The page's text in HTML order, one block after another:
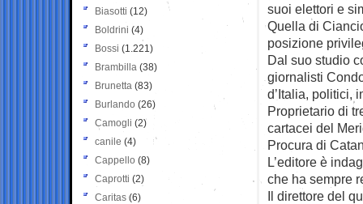
suoi elettori e
Quella di
posizione
Dal suo studio
giornalisti
d’Italia, politici,
Proprietario di
cartacei del
Procura di
L’editore è
che ha sempre
Il direttore del
Biasotti (12)
Boldrini (4)
Bossi (1.221)
Brambilla (38)
Brunetta (83)
Burlando (26)
Camogli (2)
canile (4)
Cappello (8)
Caprotti (2)
Caritas (6)